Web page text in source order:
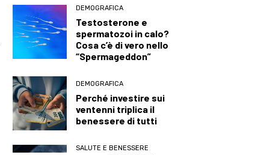
DEMOGRAFICA
Testosterone e
spermatozoi in calo?
Cosa c’è di vero nello
“Spermageddon”
DEMOGRAFICA
Perché investire sui
ventenni triplica il
benessere di tutti
SALUTE E BENESSERE